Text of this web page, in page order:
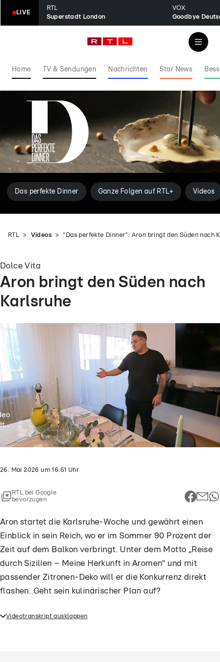
LIVE
RTL
Superstadt London
VOX
Home TV & Sendungen Nachrichten Star News
Das perfekte Dinner Ganze Folgen auf RTL+ Videos
RTL Videos "Das perfekte Dinner": Aron bringt den Süden nach
Dolce Vita
Aron bringt den Süden nach
Karlsruhe
26. Mai 2026 um 16:51 Uhr
RTL bei Google
bevorzugen
Aron startet die Karlsruhe-Woche und gewährt einen
Einblick in sein Reich, wo er im Sommer 90 Prozent der
Zeit auf dem Balkon verbringt. Unter dem Motto „Reise
durch Sizilien – Meine Herkunft in Aromen“ und mit
passender Zitronen-Deko will er die Konkurrenz direkt
flashen. Geht sein kulinarischer Plan auf?
Aron startet die Karlsruhe-Woche und gewährt einen
Videotranskript ausklappen